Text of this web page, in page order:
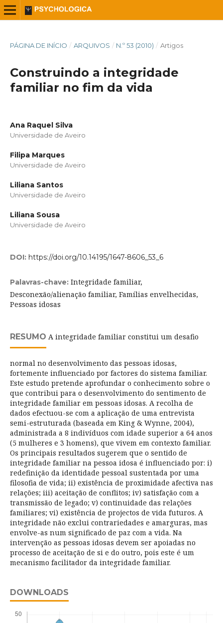
PÁGINA DE INÍCIO / ARQUIVOS / N.º 53 (2010) / Artigos
Construindo a integridade
familiar no fim da vida
Ana Raquel Silva
Universidade de Aveiro
Filipa Marques
Universidade de Aveiro
Liliana Santos
Universidade de Aveiro
Liliana Sousa
Universidade de Aveiro
DOI: https://doi.org/10.14195/1647-8606_53_6
Palavras-chave: Integridade familiar,
Desconexão/alienação familiar, Famílias envelhecidas,
Pessoas idosas
RESUMO A integridade familiar constitui um desafio
normal no desenvolvimento das pessoas idosas,
fortemente influenciado por factores do sistema familiar.
Este estudo pretende aprofundar o conhecimento sobre o
que contribui para o desenvolvimento do sentimento de
integridade familiar em pessoas idosas. A recolha de
dados efectuou-se com a aplicação de uma entrevista
semi-estruturada (baseada em King & Wynne, 2004),
administrada a 8 indivíduos com idade superior a 64 anos
(5 mulheres e 3 homens), que vivem em contexto familiar.
Os principais resultados sugerem que o sentido de
integridade familiar na pessoa idosa é influenciado por: i)
redefinição da identidade pessoal sustentada por uma
filosofia de vida; ii) existência de proximidade afectiva nas
relações; iii) aceitação de conflitos; iv) satisfação com a
transmissão de legado; v) continuidade das relações
familiares; vi) existência de projectos de vida futuros. A
integridade não exclui contrariedades e amarguras, mas
envolve-as num significado de paz com a vida. Na
intervenção as pessoas idosas devem ser apoiadas no
processo de aceitação de si e do outro, pois este é um
mecanismo facilitador da integridade familiar.
DOWNLOADS